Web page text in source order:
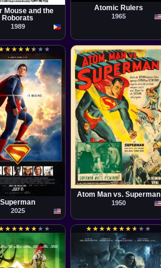
Mouse and the
Roborats
1989
Atomic Rulers
1965
★
★ ★
★ ★
★ ★
★ ★
★ ★
★ ★
★
Gunn
Superman
2025
Película
Spencer Gordon Bennet
Atom Man vs. Superman
1950
★
★ ★
★ ★
★ ★
★ ★
★ ★
★ ★
★ ★
★ ★
★ ★
★ ★
★ ★
★ ★
★ ★
★ ★
★ ★
★ ★
★